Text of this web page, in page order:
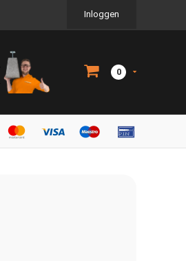
Inloggen
0